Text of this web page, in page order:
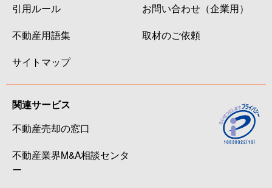
南八幡
本八幡
徒歩6分
南八幡
徒歩4分
宮久保
2,200万円
徒歩24分
妙典
5,800万円
引用ルール
不動産用語集
サイトマップ
お問い合わせ（企業用）
取材のご依頼
関連サービス
不動産売却の窓口
不動産業界M&A相談センタ
ー